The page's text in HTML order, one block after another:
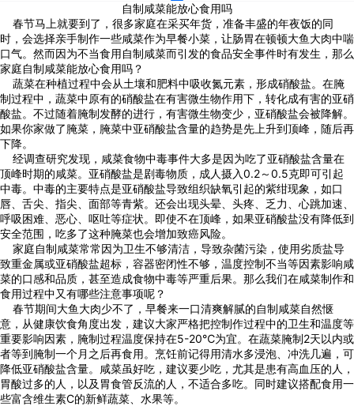
自制咸菜能放心食用吗
春节马上就要到了，很多家庭在采买年货，准备丰盛的年夜饭的同
时，会选择亲手制作一些咸菜作为早餐小菜，让肠胃在顿顿大鱼大肉中喘
口气。然而因为不当食用自制咸菜而引发的食品安全事件时有发生，那么
家庭自制咸菜能放心食用吗？
蔬菜在种植过程中会从土壤和肥料中吸收氮元素，形成硝酸盐。在腌
制过程中，蔬菜中原有的硝酸盐在有害微生物作用下，转化成有害的亚硝
酸盐。不过随着腌制发酵的进行，有害微生物变少，亚硝酸盐会被降解。
如果你家做了腌菜，腌菜中亚硝酸盐含量的趋势是先上升到顶峰，随后再
下降。
经调查研究发现，咸菜食物中毒事件大多是因为吃了亚硝酸盐含量在
顶峰时期的咸菜。亚硝酸盐是剧毒物质，成人摄入0.2～0.5克即可引起
中毒。中毒的主要特点是亚硝酸盐导致组织缺氧引起的紫绀现象，如口
唇、舌尖、指尖、面部等青紫。还会出现头晕、头疼、乏力、心跳加速、
呼吸困难、恶心、呕吐等症状。即使不在顶峰，如果亚硝酸盐没有降低到
安全范围，吃多了这种腌菜也会增加致癌风险。
家庭自制咸菜常常因为卫生不够清洁，导致杂菌污染，使用劣质盐导
致重金属或亚硝酸盐超标，容器密闭性不够，温度控制不当等因素影响咸
菜的口感和品质，甚至造成食物中毒等严重后果。那么我们在咸菜制作和
食用过程中又有哪些注意事项呢？
春节期间大鱼大肉少不了，早餐来一口清爽解腻的自制咸菜自然惬
意，从健康饮食角度出发，建议大家严格把控制作过程中的卫生和温度等
重要影响因素，腌制过程温度保持在5-20℃为宜。在蔬菜腌制2天以内或
者等到腌制一个月之后再食用。烹饪前记得用清水多浸泡、冲洗几遍，可
降低亚硝酸盐含量。咸菜虽好吃，建议要少吃，尤其是患有高血压的人，
胃酸过多的人，以及胃食管反流的人，不适合多吃。同时建议搭配食用一
些富含维生素C的新鲜蔬菜、水果等。